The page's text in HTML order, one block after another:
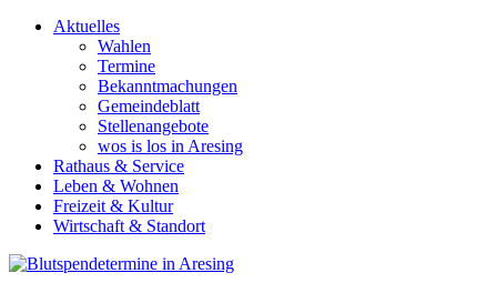
Aktuelles
Wahlen
Termine
Bekanntmachungen
Gemeindeblatt
Stellenangebote
wos is los in Aresing
Rathaus & Service
Leben & Wohnen
Freizeit & Kultur
Wirtschaft & Standort